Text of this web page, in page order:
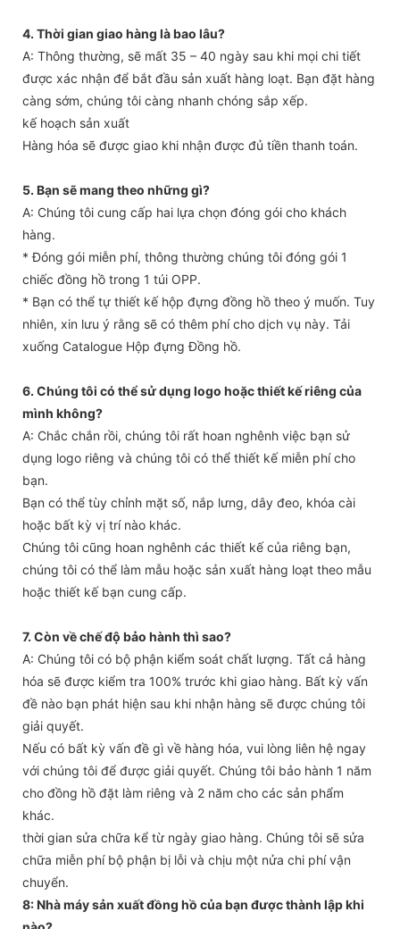
4. Thời gian giao hàng là bao lâu?
A: Thông thường, sẽ mất 35 – 40 ngày sau khi mọi chi tiết
được xác nhận để bắt đầu sản xuất hàng loạt. Bạn đặt hàng
càng sớm, chúng tôi càng nhanh chóng sắp xếp.
kế hoạch sản xuất
Hàng hóa sẽ được giao khi nhận được đủ tiền thanh toán.
5. Bạn sẽ mang theo những gì?
A: Chúng tôi cung cấp hai lựa chọn đóng gói cho khách
hàng.
* Đóng gói miễn phí, thông thường chúng tôi đóng gói 1
chiếc đồng hồ trong 1 túi OPP.
* Bạn có thể tự thiết kế hộp đựng đồng hồ theo ý muốn. Tuy
nhiên, xin lưu ý rằng sẽ có thêm phí cho dịch vụ này. Tải
xuống Catalogue Hộp đựng Đồng hồ.
6. Chúng tôi có thể sử dụng logo hoặc thiết kế riêng của
mình không?
A: Chắc chắn rồi, chúng tôi rất hoan nghênh việc bạn sử
dụng logo riêng và chúng tôi có thể thiết kế miễn phí cho
bạn.
Bạn có thể tùy chỉnh mặt số, nắp lưng, dây đeo, khóa cài
hoặc bất kỳ vị trí nào khác.
Chúng tôi cũng hoan nghênh các thiết kế của riêng bạn,
chúng tôi có thể làm mẫu hoặc sản xuất hàng loạt theo mẫu
hoặc thiết kế bạn cung cấp.
7. Còn về chế độ bảo hành thì sao?
A: Chúng tôi có bộ phận kiểm soát chất lượng. Tất cả hàng
hóa sẽ được kiểm tra 100% trước khi giao hàng. Bất kỳ vấn
đề nào bạn phát hiện sau khi nhận hàng sẽ được chúng tôi
giải quyết.
Nếu có bất kỳ vấn đề gì về hàng hóa, vui lòng liên hệ ngay
với chúng tôi để được giải quyết. Chúng tôi bảo hành 1 năm
cho đồng hồ đặt làm riêng và 2 năm cho các sản phẩm
khác.
thời gian sửa chữa kể từ ngày giao hàng. Chúng tôi sẽ sửa
chữa miễn phí bộ phận bị lỗi và chịu một nửa chi phí vận
chuyển.
8: Nhà máy sản xuất đồng hồ của bạn được thành lập khi